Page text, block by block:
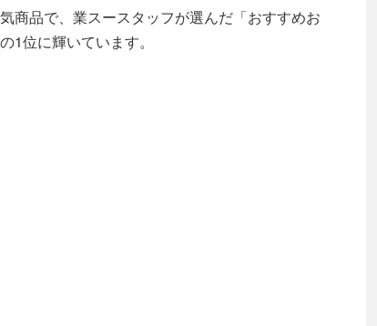
商品で、業スースタッフが選んだ「おすすめお
1位に輝いています。